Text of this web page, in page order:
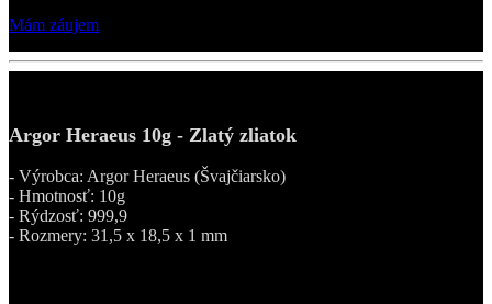
Mám záujem
Argor Heraeus 10g - Zlatý zliatok
- Výrobca: Argor Heraeus (Švajčiarsko)
- Hmotnosť: 10g
- Rýdzosť: 999,9
- Rozmery: 31,5 x 18,5 x 1 mm